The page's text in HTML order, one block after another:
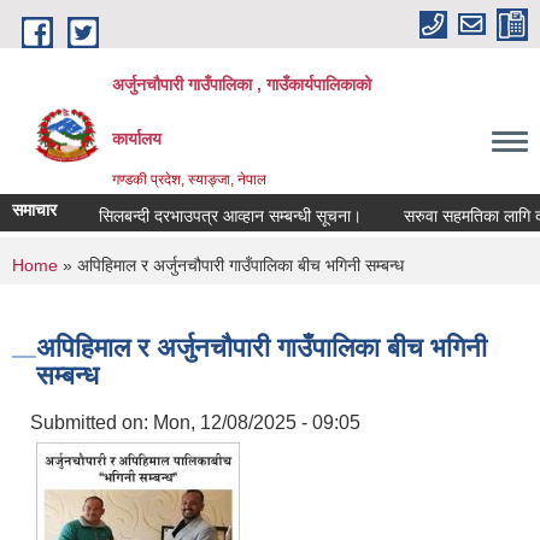
Skip to main content
अर्जुनचौपारी गाउँपालिका , गाउँकार्यपालिकाको
कार्यालय
गण्डकी प्रदेश, स्याङ्जा, नेपाल
समाचार सिलबन्दी दरभाउपत्र आव्हान सम्बन्धी सूचना। सरुवा सहमतिका लागि
You are here
Home » अपिहिमाल र अर्जुनचौपारी गाउँपालिका बीच भगिनी सम्बन्ध
अपिहिमाल र अर्जुनचौपारी गाउँपालिका बीच भगिनी
सम्बन्ध
Submitted on: Mon, 12/08/2025 - 09:05